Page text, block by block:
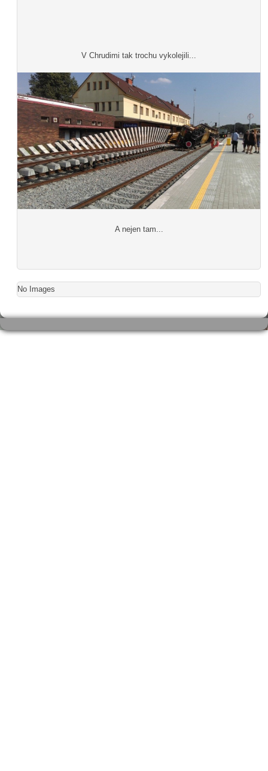
V Chrudimi tak trochu vykolejili...
A nejen tam...
No Images